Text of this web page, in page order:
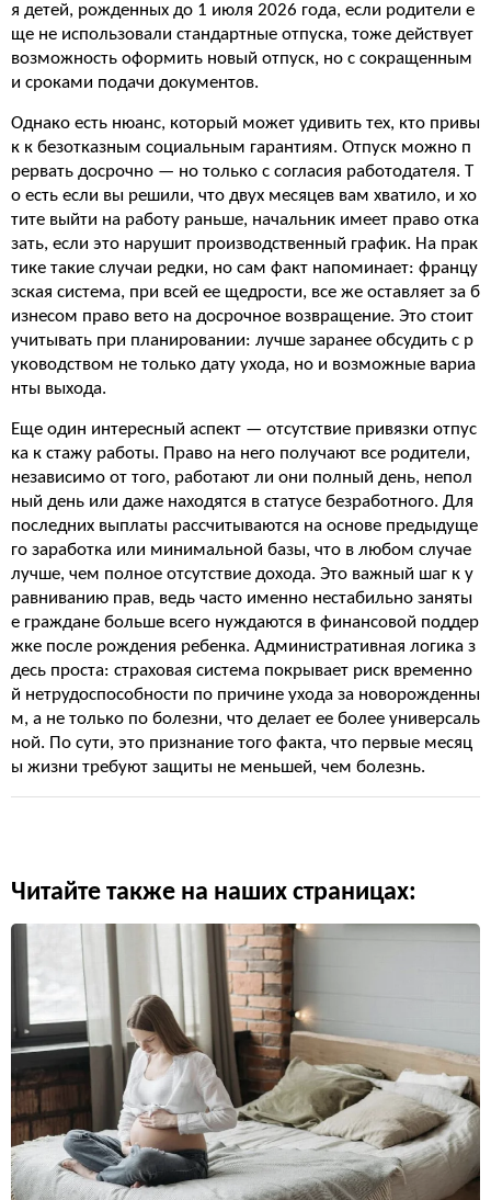
я детей, рожденных до 1 июля 2026 года, если родители е
ще не использовали стандартные отпуска, тоже действует
возможность оформить новый отпуск, но с сокращенным
и сроками подачи документов.
Однако есть нюанс, который может удивить тех, кто привы
к к безотказным социальным гарантиям. Отпуск можно п
рервать досрочно — но только с согласия работодателя. Т
о есть если вы решили, что двух месяцев вам хватило, и хо
тите выйти на работу раньше, начальник имеет право отка
зать, если это нарушит производственный график. На прак
тике такие случаи редки, но сам факт напоминает: францу
зская система, при всей ее щедрости, все же оставляет за б
изнесом право вето на досрочное возвращение. Это стоит
учитывать при планировании: лучше заранее обсудить с р
уководством не только дату ухода, но и возможные вариа
нты выхода.
Еще один интересный аспект — отсутствие привязки отпус
ка к стажу работы. Право на него получают все родители,
независимо от того, работают ли они полный день, непол
ный день или даже находятся в статусе безработного. Для
последних выплаты рассчитываются на основе предыдуще
го заработка или минимальной базы, что в любом случае
лучше, чем полное отсутствие дохода. Это важный шаг к у
равниванию прав, ведь часто именно нестабильно заняты
е граждане больше всего нуждаются в финансовой поддер
жке после рождения ребенка. Административная логика з
десь проста: страховая система покрывает риск временно
й нетрудоспособности по причине ухода за новорожденны
м, а не только по болезни, что делает ее более универсаль
ной. По сути, это признание того факта, что первые месяц
ы жизни требуют защиты не меньшей, чем болезнь.
Читайте также на наших страницах: